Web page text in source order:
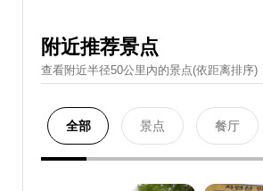
附近推荐景点
查看附近半径50公里內的景点(依距离排序)
全部 景点 餐厅